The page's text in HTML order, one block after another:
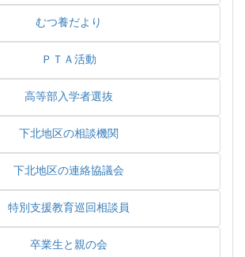
むつ養だより
ＰＴＡ活動
高等部入学者選抜
下北地区の相談機関
下北地区の連絡協議会
特別支援教育巡回相談員
卒業生と親の会